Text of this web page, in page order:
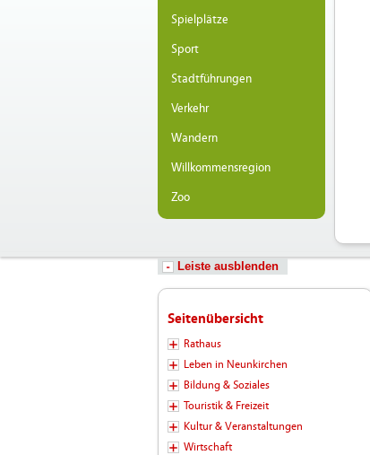
Spielplätze
Sport
Stadtführungen
Verkehr
Wandern
Willkommensregion
Zoo
Leiste ausblenden
Seitenübersicht
Rathaus
Leben in Neunkirchen
Bildung & Soziales
Touristik & Freizeit
Kultur & Veranstaltungen
Wirtschaft